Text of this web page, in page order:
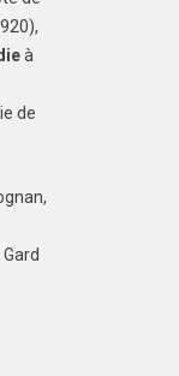
à
de